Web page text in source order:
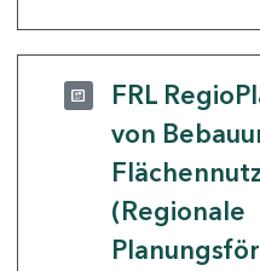
FRL
von
(Regionale